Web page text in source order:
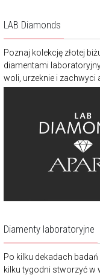
LAB Diamonds
Poznaj kolekcję złotej
diamentami
woli, urzeknie i zachwyci
Diamenty laboratoryjne
Po kilku dekadach
kilku tygodni stworzyć w